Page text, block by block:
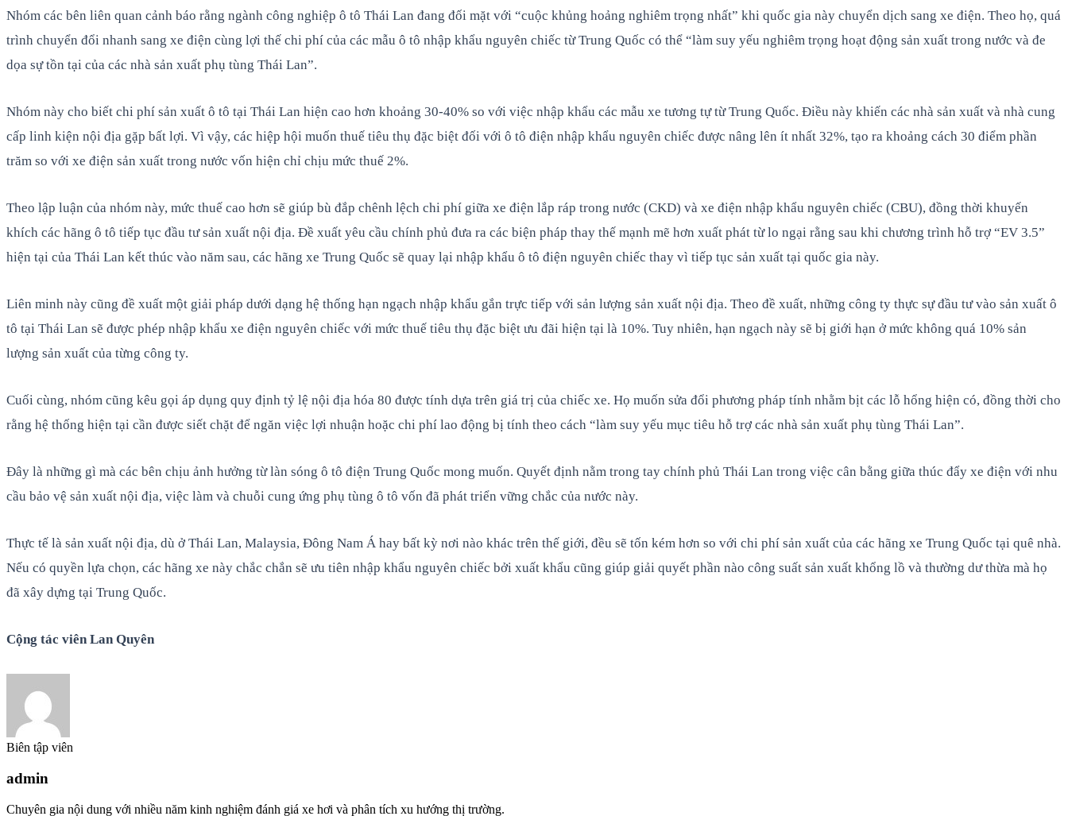
Nhóm các bên liên quan cảnh báo rằng ngành công nghiệp ô tô Thái Lan đang đối mặt với “cuộc khủng hoảng nghiêm trọng nhất” khi quốc gia này chuyển dịch sang xe điện. Theo họ, quá
trình chuyển đổi nhanh sang xe điện cùng lợi thế chi phí của các mẫu ô tô nhập khẩu nguyên chiếc từ Trung Quốc có thể “làm suy yếu nghiêm trọng hoạt động sản xuất trong nước và đe
dọa sự tồn tại của các nhà sản xuất phụ tùng Thái Lan”.
Nhóm này cho biết chi phí sản xuất ô tô tại Thái Lan hiện cao hơn khoảng 30-40% so với việc nhập khẩu các mẫu xe tương tự từ Trung Quốc. Điều này khiến các nhà sản xuất và nhà cung
cấp linh kiện nội địa gặp bất lợi. Vì vậy, các hiệp hội muốn thuế tiêu thụ đặc biệt đối với ô tô điện nhập khẩu nguyên chiếc được nâng lên ít nhất 32%, tạo ra khoảng cách 30 điểm phần
trăm so với xe điện sản xuất trong nước vốn hiện chỉ chịu mức thuế 2%.
Theo lập luận của nhóm này, mức thuế cao hơn sẽ giúp bù đắp chênh lệch chi phí giữa xe điện lắp ráp trong nước (CKD) và xe điện nhập khẩu nguyên chiếc (CBU), đồng thời khuyến
khích các hãng ô tô tiếp tục đầu tư sản xuất nội địa. Đề xuất yêu cầu chính phủ đưa ra các biện pháp thay thế mạnh mẽ hơn xuất phát từ lo ngại rằng sau khi chương trình hỗ trợ “EV 3.5”
hiện tại của Thái Lan kết thúc vào năm sau, các hãng xe Trung Quốc sẽ quay lại nhập khẩu ô tô điện nguyên chiếc thay vì tiếp tục sản xuất tại quốc gia này.
Liên minh này cũng đề xuất một giải pháp dưới dạng hệ thống hạn ngạch nhập khẩu gắn trực tiếp với sản lượng sản xuất nội địa. Theo đề xuất, những công ty thực sự đầu tư vào sản xuất ô
tô tại Thái Lan sẽ được phép nhập khẩu xe điện nguyên chiếc với mức thuế tiêu thụ đặc biệt ưu đãi hiện tại là 10%. Tuy nhiên, hạn ngạch này sẽ bị giới hạn ở mức không quá 10% sản
lượng sản xuất của từng công ty.
Cuối cùng, nhóm cũng kêu gọi áp dụng quy định tỷ lệ nội địa hóa 80 được tính dựa trên giá trị của chiếc xe. Họ muốn sửa đổi phương pháp tính nhằm bịt các lỗ hổng hiện có, đồng thời cho
rằng hệ thống hiện tại cần được siết chặt để ngăn việc lợi nhuận hoặc chi phí lao động bị tính theo cách “làm suy yếu mục tiêu hỗ trợ các nhà sản xuất phụ tùng Thái Lan”.
Đây là những gì mà các bên chịu ảnh hưởng từ làn sóng ô tô điện Trung Quốc mong muốn. Quyết định nằm trong tay chính phủ Thái Lan trong việc cân bằng giữa thúc đẩy xe điện với nhu
cầu bảo vệ sản xuất nội địa, việc làm và chuỗi cung ứng phụ tùng ô tô vốn đã phát triển vững chắc của nước này.
Thực tế là sản xuất nội địa, dù ở Thái Lan, Malaysia, Đông Nam Á hay bất kỳ nơi nào khác trên thế giới, đều sẽ tốn kém hơn so với chi phí sản xuất của các hãng xe Trung Quốc tại quê nhà.
Nếu có quyền lựa chọn, các hãng xe này chắc chắn sẽ ưu tiên nhập khẩu nguyên chiếc bởi xuất khẩu cũng giúp giải quyết phần nào công suất sản xuất khổng lồ và thường dư thừa mà họ
đã xây dựng tại Trung Quốc.
Cộng tác viên Lan Quyên
Biên tập viên
admin
Chuyên gia nội dung với nhiều năm kinh nghiệm đánh giá xe hơi và phân tích xu hướng thị trường.